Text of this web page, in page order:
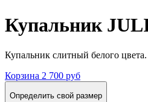
Купальник
Купальник слитный белого
Корзина 2 700 руб
Определить свой размер